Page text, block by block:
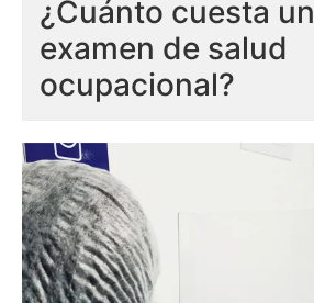
¿Cuánto cuesta un
examen de salud
ocupacional?